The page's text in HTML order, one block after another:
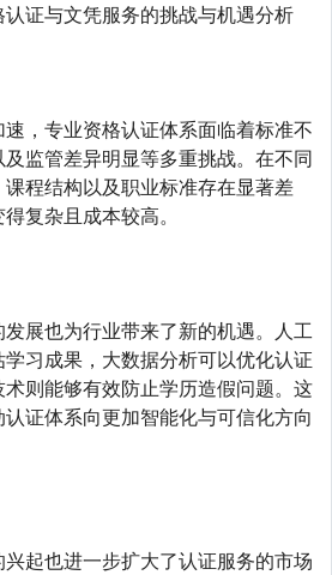
证与文凭服务的挑战与机遇分析
，专业资格认证体系面临着标准不
监管差异明显等多重挑战。在不同
程结构以及职业标准存在显著差
复杂且成本较高。
展也为行业带来了新的机遇。人工
习成果，大数据分析可以优化认证
则能够有效防止学历造假问题。这
证体系向更加智能化与可信化方向
起也进一步扩大了认证服务的市场